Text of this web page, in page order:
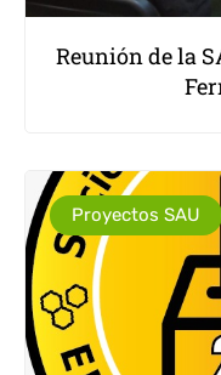
Reunión de la
Proyectos SAU